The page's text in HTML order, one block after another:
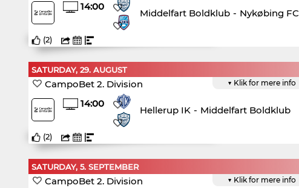
14:00
Middelfart Boldklub - Nykøbing FC
(2)
SATURDAY, 29. AUGUST
▼ Klik for mere info
CampoBet 2. Division
14:00
Hellerup IK - Middelfart Boldklub
(2)
SATURDAY, 5. SEPTEMBER
▼ Klik for mere info
CampoBet 2. Division